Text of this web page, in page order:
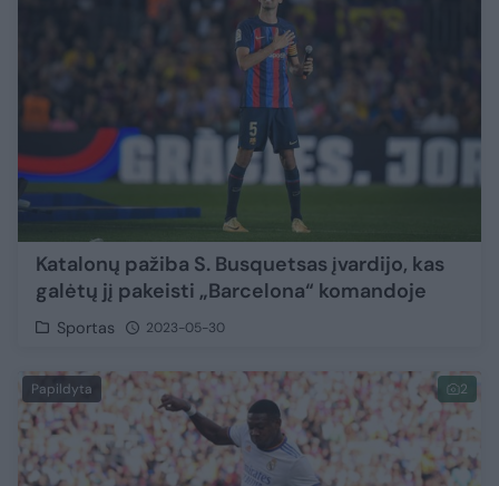
Katalonų pažiba S. Busquetsas įvardijo, kas
galėtų jį pakeisti „Barcelona“ komandoje
Sportas 2023-05-30
Papildyta 2